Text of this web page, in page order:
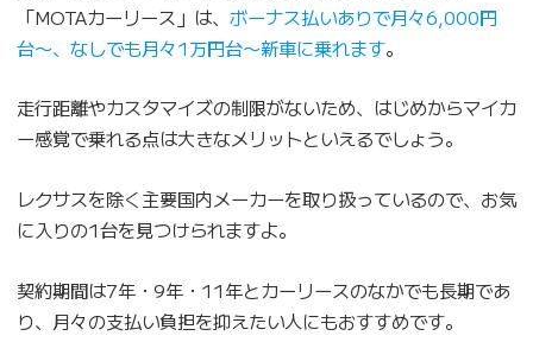
「MOTAカーリース」は、 ボーナス払いありで月々6,000円
台〜、なしでも月々1万円台〜新車に乗れます。
走行距離やカスタマイズの制限がないため、はじめからマイカ
ー感覚で乗れる点は大きなメリットといえるでしょう。
レクサスを除く主要国内メーカーを取り扱っているので、お気
に入りの1台を見つけられますよ。
契約期間は7年・9年・11年とカーリースのなかでも長期であ
り、月々の支払い負担を抑えたい人にもおすすめです。